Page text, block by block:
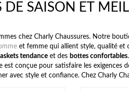
DE SAISON ET
chez Charly Chaussures. Notre
et femme qui allient style, qualité et
tendance et des bottes confortables
est conçue pour satisfaire les exigences
avec style et confiance. Chez Charly